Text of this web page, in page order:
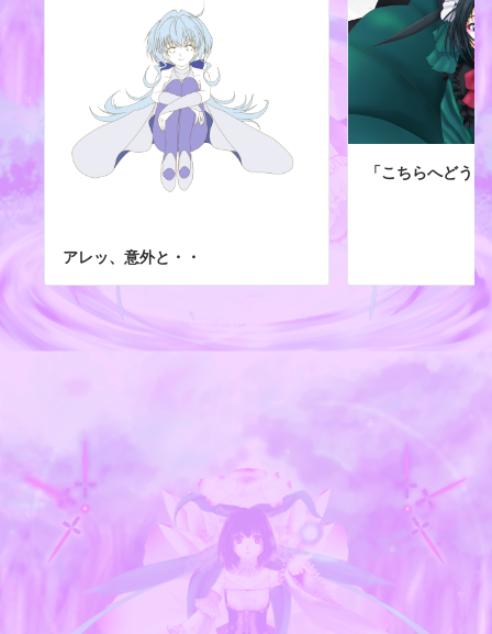
アレッ、意外と・・
「こちらへどう